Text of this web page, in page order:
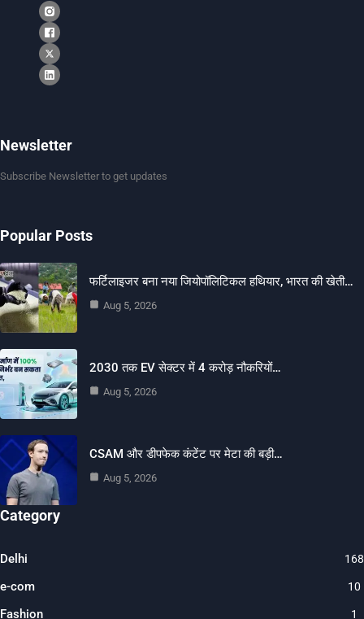
Newsletter
Subscribe Newsletter to get updates
Popular Posts
फर्टिलाइजर बना नया जियोपॉलिटिकल हथियार, भारत की खेती…
Aug 5, 2026
2030 तक EV सेक्टर में 4 करोड़ नौकरियों…
Aug 5, 2026
CSAM और डीपफेक कंटेंट पर मेटा की बड़ी…
Aug 5, 2026
Category
Delhi
e-com 10
Fashion 1